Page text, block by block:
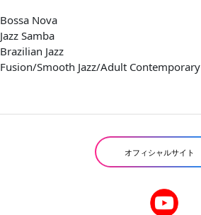
Bossa Nova
Jazz Samba
Brazilian Jazz
Fusion/Smooth Jazz/Adult Contemporary
オフィシャルサイト